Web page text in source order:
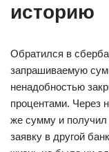
историю
Обратился в
запрашиваемую
ненадобностью
процентами. Через
же сумму и получил
заявку в другой